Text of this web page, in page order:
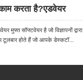
करता है?एडवेयर
सॉफ्टवेयर है जो विज्ञापनों द्वारा
टूलबार होते हैं जो आपके डेस्कटॉ...